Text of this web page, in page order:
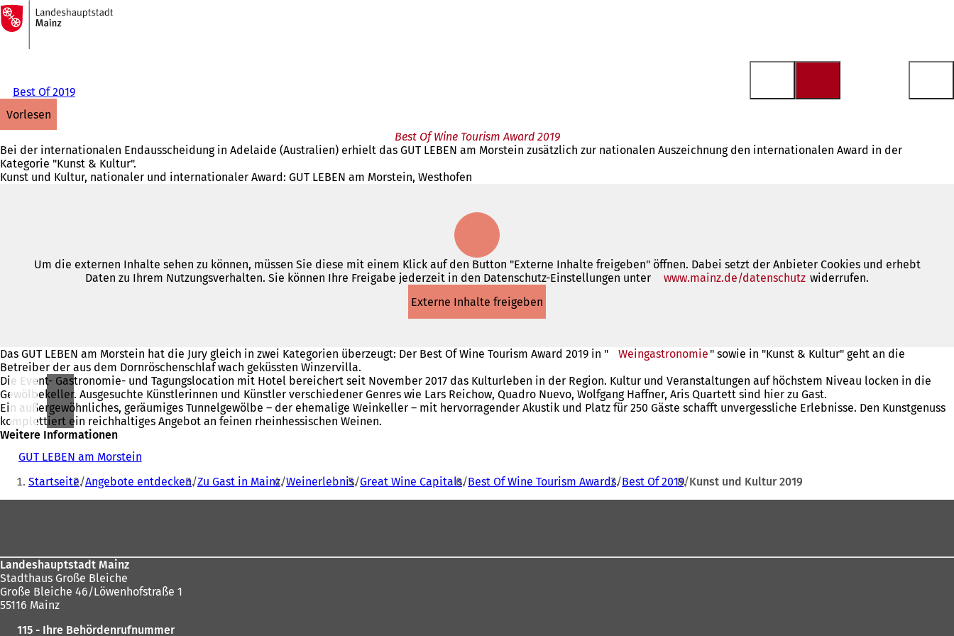
Inhalt anspringen
Zur
Startseite
Best Of 2019
vorlesen
Best Of Wine Tourism Award 2019
Bei der internationalen Endausscheidung in Adelaide (Australien) erhielt das GUT LEBEN am Morstein zusätzlich zur nationalen Auszeichnung den internationalen Award in der
Kategorie "Kunst & Kultur".
Kunst und Kultur, nationaler und internationaler Award: GUT LEBEN am Morstein, Westhofen
Um die externen Inhalte sehen zu können, müssen Sie diese mit einem Klick auf den Button "Externe Inhalte freigeben" öffnen. Dabei setzt der Anbieter Cookies und erhebt
Daten zu Ihrem Nutzungsverhalten. Sie können Ihre Freigabe jederzeit in den Datenschutz-Einstellungen unter
www.mainz.de/datenschutz (Öffnet
widerrufen.
Externe Inhalte freigeben
Das GUT LEBEN am Morstein hat die Jury gleich in zwei Kategorien überzeugt: Der Best Of Wine Tourism Award 2019 in " Weingastronomie " sowie in "Kunst & Kultur" geht an die
Betreiber der aus dem Dornröschenschlaf wach geküssten Winzervilla.
Die Event- Gastronomie- und Tagungslocation mit Hotel bereichert seit November 2017 das Kulturleben in der Region. Kultur und Veranstaltungen auf höchstem Niveau locken in die
Gewölbekeller. Ausgesuchte Künstlerinnen und Künstler verschiedener Genres wie Lars Reichow, Quadro Nuevo, Wolfgang Haffner, Aris Quartett sind hier zu Gast.
Ein außergewöhnliches, geräumiges Tunnelgewölbe – der ehemalige Weinkeller – mit hervorragender Akustik und Platz für 250 Gäste schafft unvergessliche Erlebnisse. Den Kunstgenuss
komplettiert ein reichhaltiges Angebot an feinen rheinhessischen Weinen.
Weitere Informationen
GUT LEBEN am Morstein
f
f
i
m
Sie
befinden
Startseite Angebote entdecken Zu Gast in Mainz Weinerlebnis Great Wine Capitals Best Of Wine Tourism Awards Best Of 2019 Kunst und Kultur 2019
Landeshauptstadt Mainz
Stadthaus Große Bleiche
Große Bleiche 46/Löwenhofstraße 1
55116 Mainz
115 - Ihre Behördenrufnummer